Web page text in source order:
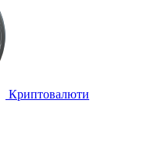
Криптовалюти